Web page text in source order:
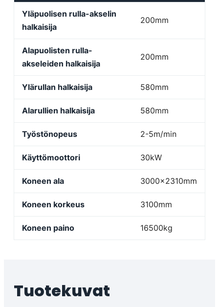
Yläpuolisen rulla-akselin
halkaisija
200mm
Alapuolisten rulla-
akseleiden halkaisija
200mm
Ylärullan halkaisija 580mm
Alarullien halkaisija 580mm
Työstönopeus 2-5m/min
Käyttömoottori 30kW
Koneen ala 3000x2310mm
Koneen korkeus 3100mm
Koneen paino 16500kg
Tuotekuvat